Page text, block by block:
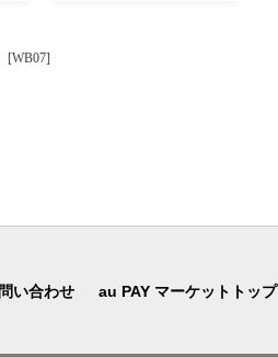
[WB07]
い合わせ au PAY マーケットトップ